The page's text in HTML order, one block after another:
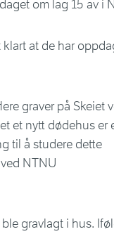
om lag 15 av i
at de har
graver på Skeiet
et nytt dødehus er
til å studere dette
NTNU
gravlagt i hus.